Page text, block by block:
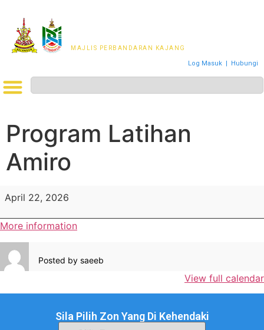
MAJLIS PERBANDARAN KAJANG
Log Masuk | Hubungi
Program Latihan
Amiro
April 22, 2026
More information
Posted by saeeb
View full calendar
Sila Pilih Zon Yang Di Kehendaki